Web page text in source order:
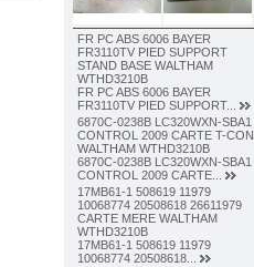
FR PC ABS 6006 BAYER
FR3110TV PIED SUPPORT
STAND BASE WALTHAM
WTHD3210B
FR PC ABS 6006 BAYER
FR3110TV PIED SUPPORT...
6870C-0238B LC320WXN-SBA1
CONTROL 2009 CARTE T-CON
WALTHAM WTHD3210B
6870C-0238B LC320WXN-SBA1
CONTROL 2009 CARTE...
17MB61-1 508619 11979
10068774 20508618 26611979
CARTE MERE WALTHAM
WTHD3210B
17MB61-1 508619 11979
10068774 20508618...